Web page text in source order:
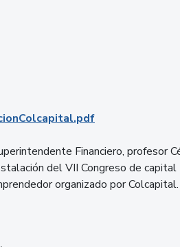
Financiero, profesor
del VII Congreso de capital
organizado por